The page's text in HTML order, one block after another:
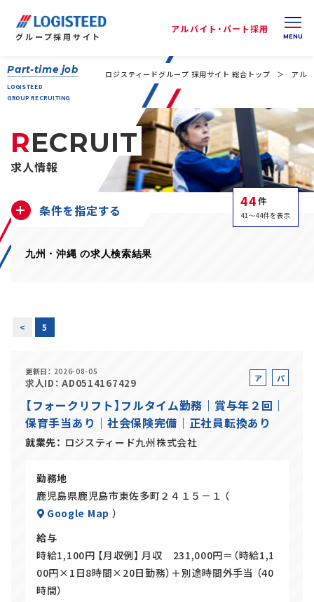
グループ採用サイト
アルバイト・パート採用
アルバイト・パート採用
SHARE
Part-time job
LOGISTEED
GROUP RECRUITING
ロジスティードグループ 採用サイト 総合トップ アル
RECRUIT
求人情報
44件
41～44件を表示
条件を指定する
九州・沖縄 の求人検索結果
< 5
更新日 2026-08-05
求人ID AD0514167429
ア
バ
イ
パ
【フォークリフト】フルタイム勤務｜賞与年２回｜
保育手当あり｜社会保険完備｜正社員転換あり
就業先 ロジスティード九州株式会社
勤務地
鹿児島県鹿児島市東佐多町２４１５－１ （
Google Map ）
給与
時給1,100円 【月収例】 月収 231,000円＝（時給1,1
00円×1日8時間×20日勤務）＋別途時間外手当 （40
時間）